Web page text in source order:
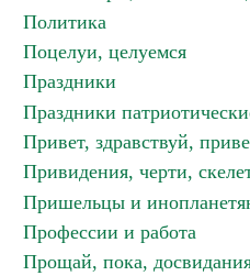
Политика
Поцелуи, целуемся
Праздники
Праздники
Привет, здравствуй,
Привидения, черти,
Пришельцы и
Профессии и работа
Прощай, пока,